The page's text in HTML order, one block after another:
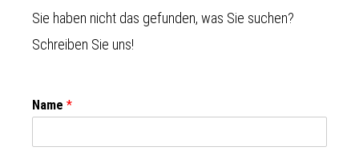
Sie haben nicht das gefunden, was Sie suchen?
Schreiben Sie uns!
Name *